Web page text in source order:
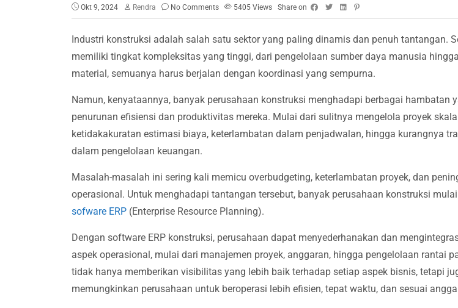
Okt 9, 2024 Rendra No Comments 5405 Views Share on
Industri konstruksi adalah salah satu sektor yang paling dinamis dan penuh tantangan.
memiliki tingkat kompleksitas yang tinggi, dari pengelolaan sumber daya manusia
material, semuanya harus berjalan dengan koordinasi yang sempurna.
Namun, kenyataannya, banyak perusahaan konstruksi menghadapi berbagai hambatan
penurunan efisiensi dan produktivitas mereka. Mulai dari sulitnya mengelola proyek skala
ketidakakuratan estimasi biaya, keterlambatan dalam penjadwalan, hingga kurangnya
dalam pengelolaan keuangan.
Masalah-masalah ini sering kali memicu overbudgeting, keterlambatan proyek, dan
operasional. Untuk menghadapi tantangan tersebut, banyak perusahaan konstruksi
sofware ERP (Enterprise Resource Planning).
Dengan software ERP konstruksi, perusahaan dapat menyederhanakan dan
aspek operasional, mulai dari manajemen proyek, anggaran, hingga pengelolaan rantai
tidak hanya memberikan visibilitas yang lebih baik terhadap setiap aspek bisnis, tetapi
memungkinkan perusahaan untuk beroperasi lebih efisien, tepat waktu, dan sesuai